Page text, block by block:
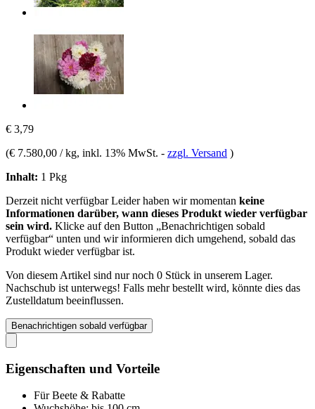
€ 3,79
(€ 7.580,00 / kg, inkl. 13% MwSt. - zzgl. Versand )
Inhalt: 1 Pkg
Derzeit nicht verfügbarLeider haben wir momentan keine
Informationen darüber, wann dieses Produkt wieder verfügbar
sein wird. Klicke auf den Button „Benachrichtigen sobald
verfügbar“ unten und wir informieren dich umgehend, sobald das
Produkt wieder verfügbar ist.
Von diesem Artikel sind nur noch 0 Stück in unserem Lager.
Nachschub ist unterwegs! Falls mehr bestellt wird, könnte dies das
Zustelldatum beeinflussen.
Benachrichtigen sobald verfügbar
Eigenschaften und Vorteile
Für Beete & Rabatte